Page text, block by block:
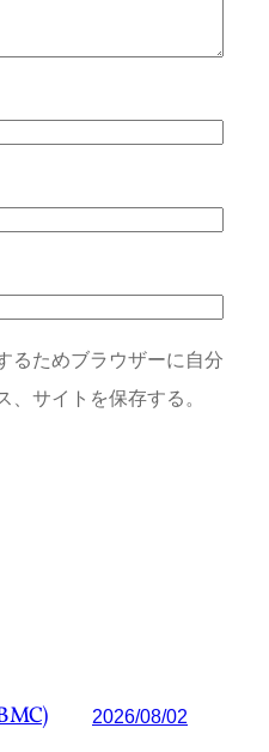
るためブラウザーに自分
サイトを保存する。
2026/08/02